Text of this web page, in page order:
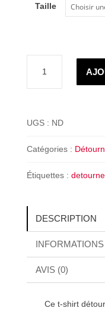
Taille
T-
UGS : ND
Catégories :
Étiquettes :
DESCRIPTION
AVIS (0)
Ce t-shirt